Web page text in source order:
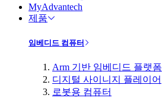
MyAdvantech
제품
임베디드 컴퓨터
Arm 기반 임베디드 플랫폼
디지털 사이니지 플레이어
로봇용 컴퓨터